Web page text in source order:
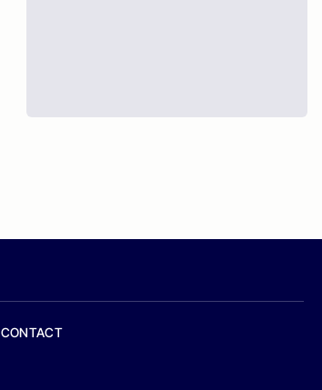
CONTACT